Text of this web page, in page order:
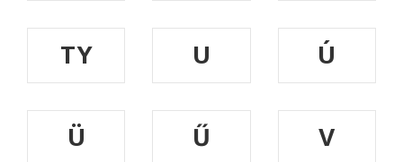
TY
U
Ú
Ü
Ű
V